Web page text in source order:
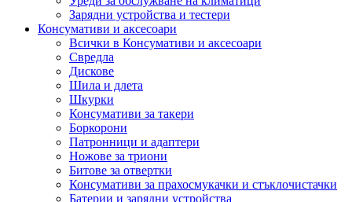
Зарядни устройства и тестери
Консумативи и аксесоари
Всички в Консумативи и аксесоари
Свредла
Дискове
Шила и длета
Шкурки
Консумативи за такери
Боркорони
Патронници и адаптери
Ножове за триони
Битове за отвертки
Консумативи за прахосмукачки и стъклочистачки
Батерии и зарядни устройства